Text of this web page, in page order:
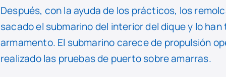
Después, con la ayuda de los prácticos, los
sacado el submarino del interior del dique y lo
armamento. El submarino carece de propulsión
realizado las pruebas de puerto sobre amarras.